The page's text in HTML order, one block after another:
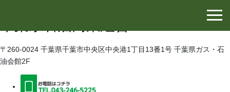
〒260-0024 千葉県千葉市中央区中央港1丁目13番1号 千葉県ガス・石
油会館2F